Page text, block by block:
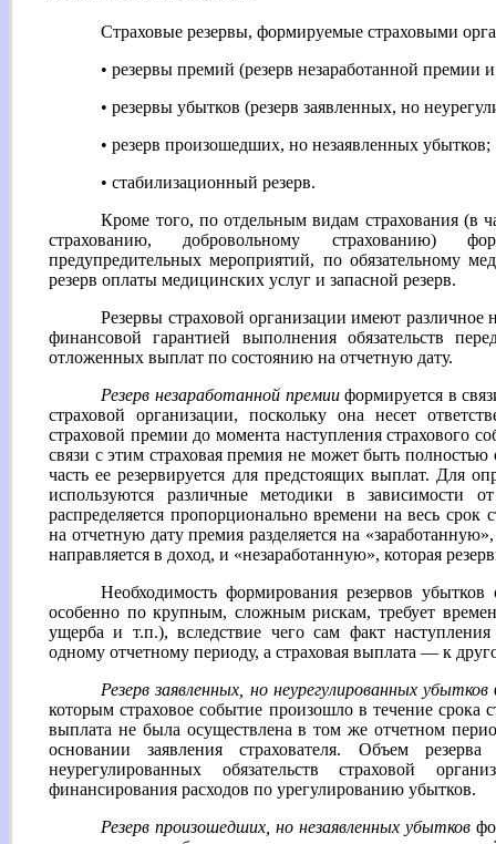
Страховые резервы, формируемые страховыми
• резервы премий (резерв незаработанной
• резервы убытков (резерв заявленных, но
• резерв произошедших, но незаявленных убытков;
• стабилизационный резерв.
Кроме того, по отдельным видам страхования (в
страхованию, добровольному страхованию)
предупредительных мероприятий, по обязательному
резерв оплаты медицинских услуг и запасной резерв.
Резервы страховой организации имеют
финансовой гарантией выполнения обязательств
отложенных выплат по состоянию на отчетную дату.
Резерв незаработанной премииформируется в
страховой организации, поскольку она несет
страховой премии до момента наступления страхового
связи с этим страховая премия не может быть
часть ее резервируется для предстоящих выплат. Для
используются различные методики в зависимости
распределяется пропорционально времени на весь
на отчетную дату премия разделяется на
направляется в доход, и «незаработанную», которая
Необходимость формирования резервов
особенно по крупным, сложным рискам, требует
ущерба и т.п.), вследствие чего сам факт
одному отчетному периоду, а страховая выплата — к
Резерв заявленных, но неурегулированных убытков
которым страховое событие произошло в течение
выплата не была осуществлена в том же отчетном
основании заявления страхователя. Объем
неурегулированных обязательств страховой
финансирования расходов по урегулированию убытков.
Резерв произошедших, но незаявленных убытков